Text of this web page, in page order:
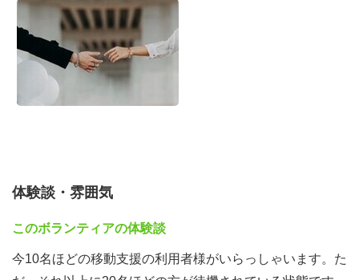
充実しています。
体験談・雰囲気
このボランティアの体験談
今10名ほどの移動支援の利用者様がいらっしゃいます。た